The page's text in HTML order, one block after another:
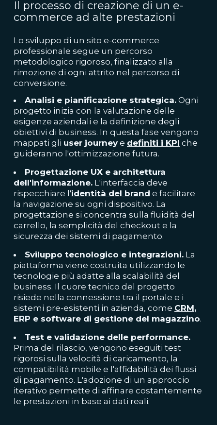
Il processo di creazione di un e-
commerce ad alte prestazioni
Lo sviluppo di un sito e-commerce
professionale segue un percorso
metodologico rigoroso, finalizzato alla
rimozione di ogni attrito nel percorso di
conversione.
Analisi e pianificazione strategica. Ogni
progetto inizia con la valutazione delle
esigenze aziendali e la definizione degli
obiettivi di business. In questa fase vengono
mappati gli user journey e definiti i KPI che
guideranno l'ottimizzazione futura.
Progettazione UX e architettura
dell'informazione. L'interfaccia deve
rispecchiare l'identità del brand e facilitare
la navigazione su ogni dispositivo. La
progettazione si concentra sulla fluidità del
carrello, la semplicità del checkout e la
sicurezza dei sistemi di pagamento.
Sviluppo tecnologico e integrazioni. La
piattaforma viene costruita utilizzando le
tecnologie più adatte alla scalabilità del
business. Il cuore tecnico del progetto
risiede nella connessione tra il portale e i
sistemi pre-esistenti in azienda, come CRM,
ERP e software di gestione del magazzino.
Test e validazione delle performance.
Prima del rilascio, vengono eseguiti test
rigorosi sulla velocità di caricamento, la
compatibilità mobile e l'affidabilità dei flussi
di pagamento. L'adozione di un approccio
iterativo permette di affinare costantemente
le prestazioni in base ai dati reali.